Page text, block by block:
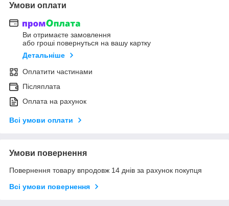
Умови оплати
Ви отримаєте замовлення
або гроші повернуться на вашу картку
Детальніше
Оплатити частинами
Післяплата
Оплата на рахунок
Всі умови оплати
Умови повернення
Повернення товару впродовж 14 днів за рахунок покупця
Всі умови повернення